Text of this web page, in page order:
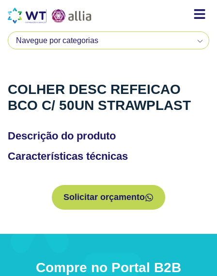
COLHER DESC REFEICAO
BCO C/ 50UN STRAWPLAST
Descrição do produto
Características técnicas
Solicitar orçamento
Compre no Portal B2B